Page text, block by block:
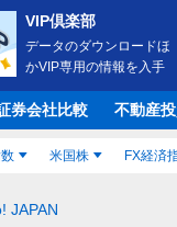
VIP倶楽部
データのダウンロードほ
かVIP専用の情報を入手
券会社比較 不動産
米国株 FX経済
JAPAN